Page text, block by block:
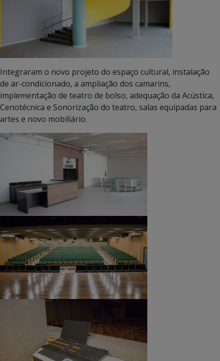
Integraram o novo projeto do espaço cultural, instalação
de ar-condicionado, a ampliação dos camarins,
implementação de teatro de bolso, adequação da Acústica,
Cenotécnica e Sonorização do teatro, salas equipadas para
artes e novo mobiliário.